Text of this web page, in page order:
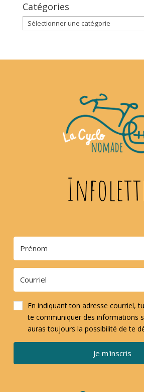
Catégories
Catégories
En indiquant ton adresse courriel,
te communiquer des informations
auras toujours la possibilité de te
Je m'inscris